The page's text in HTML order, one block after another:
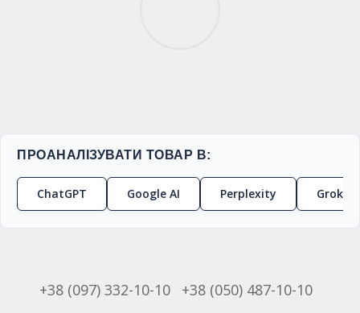
ПРОАНАЛІЗУВАТИ ТОВАР В:
ChatGPT Google AI Perplexity Grok
+38 (097) 332-10-10 +38 (050) 487-10-10